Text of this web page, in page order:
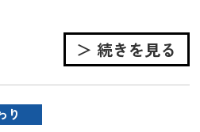
＞ 続きを見る
り